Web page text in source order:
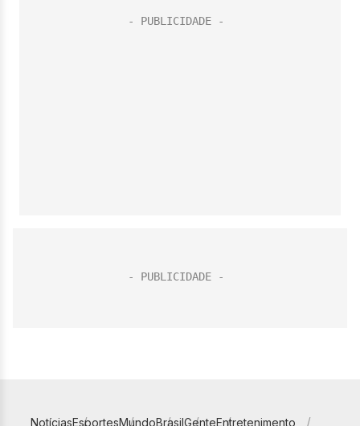
NotíciasEsportesMundoBrasilGenteEntretenimento